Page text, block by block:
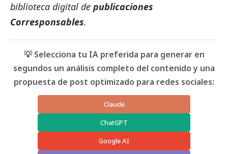
biblioteca digital de publicaciones
Corresponsables.
💡 Selecciona tu IA preferida para generar en
segundos un análisis completo del contenido y una
propuesta de post optimizado para redes sociales:
Claude
ChatGPT
Google AI